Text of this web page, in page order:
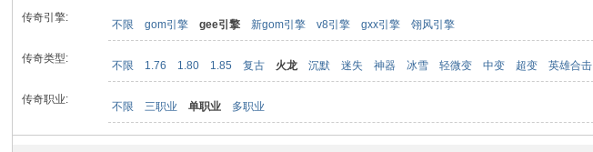
传奇引擎:
不限 gom引擎 gee引擎 新gom引擎 v8引擎 gxx引擎 翎风引擎
传奇类型:
不限 1.76 1.80 1.85 复古 火龙 沉默 迷失 神器 冰雪 轻微变 中变 超变 英雄合击
传奇职业:
不限 三职业 单职业 多职业